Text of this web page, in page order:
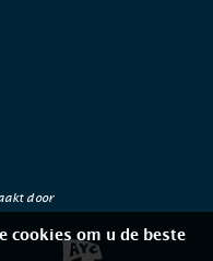
door
cookies om u de beste